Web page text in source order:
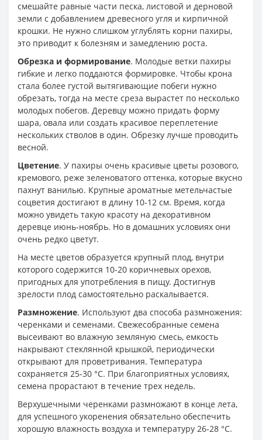
смешайте равные части песка, листовой и дерновой
земли с добавлением древесного угля и кирпичной
крошки. Не нужно слишком углублять корни пахиры,
это приводит к болезням и замедлению роста.
Обрезка и формирование. Молодые ветки пахиры
гибкие и легко поддаются формировке. Чтобы крона
стала более густой вытягивающие побеги нужно
обрезать, тогда на месте среза вырастет по несколько
молодых побегов. Деревцу можно придать форму
шара, овала или создать красивое переплетение
нескольких стволов в один. Обрезку лучше проводить
весной.
Цветение. У пахиры очень красивые цветы розового,
кремового, реже зеленоватого оттенка, которые вкусно
пахнут ванилью. Крупные ароматные метельчастые
соцветия достигают в длину 10-12 см. Время, когда
можно увидеть такую красоту на декоративном
деревце июнь-ноябрь. Но в домашних условиях они
очень редко цветут.
На месте цветов образуется крупный плод, внутри
которого содержится 10-20 коричневых орехов,
пригодных для употребления в пищу. Достигнув
зрелости плод самостоятельно раскалывается.
Размножение. Используют два способа размножения:
черенками и семенами. Свежесобранные семена
высеивают во влажную земляную смесь, емкость
накрывают стеклянной крышкой, периодически
открывают для проветривания. Температура
сохраняется 25-30 °С. При благоприятных условиях,
семена прорастают в течение трех недель.
Верхушечными черенками размножают в конце лета,
для успешного укоренения обязательно обеспечить
хорошую влажность воздуха и температуру 26-28 °С.